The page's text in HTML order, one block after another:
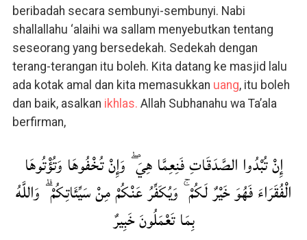
beribadah secara sembunyi-sembunyi. Nabi
shallallahu ‘alaihi wa sallam menyebutkan tentang
seseorang yang bersedekah. Sedekah dengan
terang-terangan itu boleh. Kita datang ke masjid lalu
ada kotak amal dan kita memasukkan uang, itu boleh
dan baik, asalkan ikhlas. Allah Subhanahu wa Ta’ala
berfirman,
إِنْ تُبْدُوا الصَّدَقَاتِ فَنِعِمَّا هِيَ ۖ وَإِنْ تُخْفُوهَا وَتُؤْتُوهَا
الْفُقَرَاءَ فَهُوَ خَيْرٌ لَكُمْ ۚ وَيُكَفِّرُ عَنْكُمْ مِنْ سَيِّئَاتِكُمْ ۗ وَاللَّهُ
بِمَا تَعْمَلُونَ خَبِيرٌ